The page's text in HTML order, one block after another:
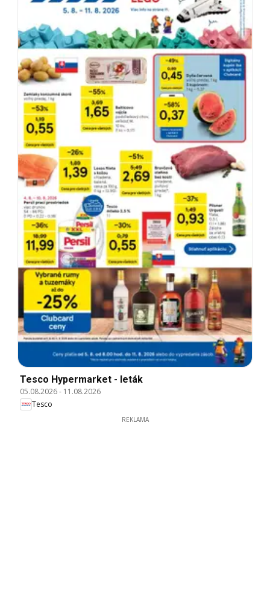
Tesco Hypermarket - leták
05.08.2026- 11.08.2026
Tesco
REKLAMA